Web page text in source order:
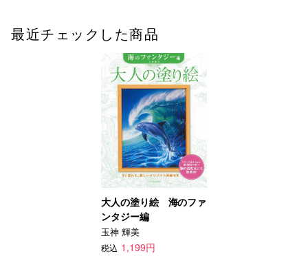
最近チェックした商品
大人の塗り絵 海のファ
ンタジー編
玉神 輝美
税込 1,199円